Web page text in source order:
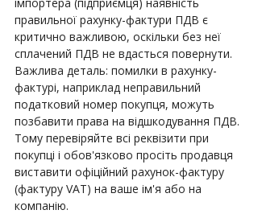
правильної рахунку-фактури ПДВ є
критично важливою, оскільки без неї
сплачений ПДВ не вдасться повернути.
Важлива деталь: помилки в рахунку-
фактурі, наприклад неправильний
податковий номер покупця, можуть
позбавити права на відшкодування ПДВ.
Тому перевіряйте всі реквізити при
покупці і обов'язково просіть продавця
виставити офіційний рахунок-фактуру
(фактуру VAT) на ваше ім'я або на
компанію.